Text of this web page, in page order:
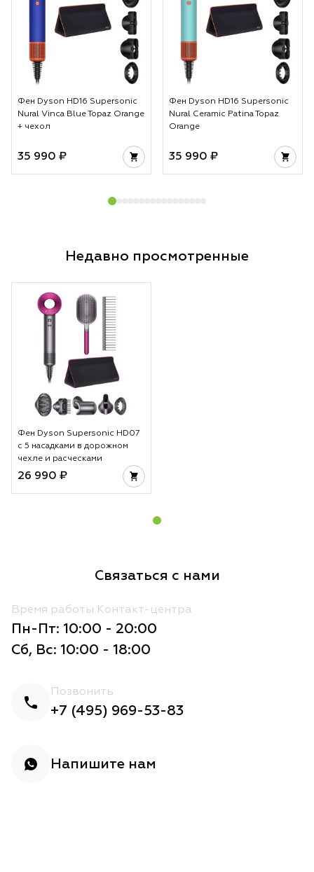
Фен Dyson HD16 Supersonic
Nural Vinca Blue Topaz Orange
+ чехол
35 990 ₽
Фен Dyson HD16 Supersonic
Nural Ceramic Patina Topaz
Orange
35 990 ₽
Недавно просмотренные
Фен Dyson Supersonic HD07
с 5 насадками в дорожном
чехле и расческами
26 990 ₽
Связаться с нами
Время работы Контакт-центра
Пн-Пт: 10:00 - 20:00
Сб, Вс: 10:00 - 18:00
Позвонить
+7 (495) 969-53-83
Напишите нам